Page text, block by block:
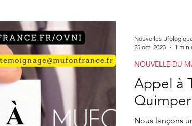
Dossier spécial MUFON
Observation ARCHIVES
CONTACTS Appel à témoin
Appel à
Quimper
Nous lançons
NOUVELLE DU
Nouvelles
25 oct. 2023
1 min